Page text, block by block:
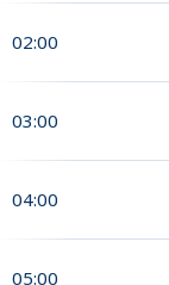
02:00
03:00
04:00
05:00